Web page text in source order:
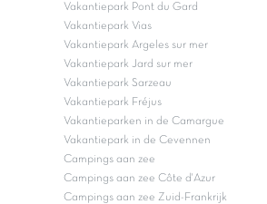
Vakantiepark Pont du Gard
Vakantiepark Vias
Vakantiepark Argeles sur mer
Vakantiepark Jard sur mer
Vakantiepark Sarzeau
Vakantiepark Fréjus
Vakantieparken in de Camargue
Vakantiepark in de Cevennen
Campings aan zee
Campings aan zee Côte d'Azur
Campings aan zee Zuid-Frankrijk